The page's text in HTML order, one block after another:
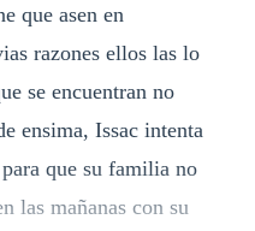
que asen en
razones ellos las lo
se encuentran no
ensima, Issac intenta
que su familia no
las mañanas con su